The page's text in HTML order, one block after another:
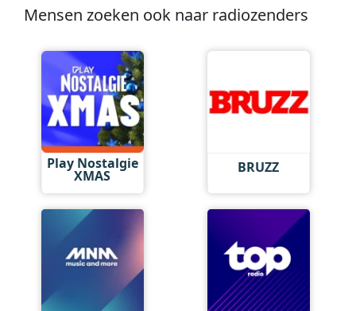
Mensen zoeken ook naar radiozenders
Play Nostalgie
XMAS BRUZZ